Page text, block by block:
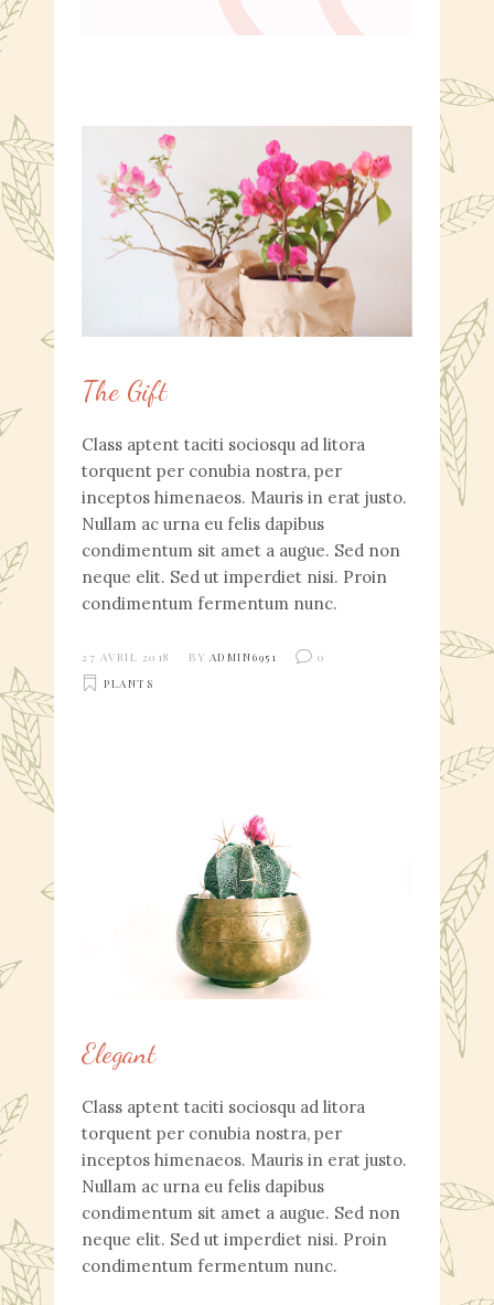
The Gift
Class aptent taciti sociosqu ad litora
torquent per conubia nostra, per
inceptos himenaeos. Mauris in erat justo.
Nullam ac urna eu felis dapibus
condimentum sit amet a augue. Sed non
neque elit. Sed ut imperdiet nisi. Proin
condimentum fermentum nunc.
27 AVRIL 2018 BY ADMIN6951
0
PLANTS
Elegant
Class aptent taciti sociosqu ad litora
torquent per conubia nostra, per
inceptos himenaeos. Mauris in erat justo.
Nullam ac urna eu felis dapibus
condimentum sit amet a augue. Sed non
neque elit. Sed ut imperdiet nisi. Proin
condimentum fermentum nunc.